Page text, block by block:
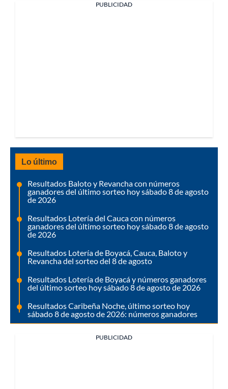
PUBLICIDAD
Lo último
Resultados Baloto y Revancha con números
ganadores del último sorteo hoy sábado 8 de agosto
de 2026
Resultados Lotería del Cauca con números
ganadores del último sorteo hoy sábado 8 de agosto
de 2026
Resultados Lotería de Boyacá, Cauca, Baloto y
Revancha del sorteo del 8 de agosto
Resultados Lotería de Boyacá y números ganadores
del último sorteo hoy sábado 8 de agosto de 2026
Resultados Caribeña Noche, último sorteo hoy
sábado 8 de agosto de 2026: números ganadores
PUBLICIDAD